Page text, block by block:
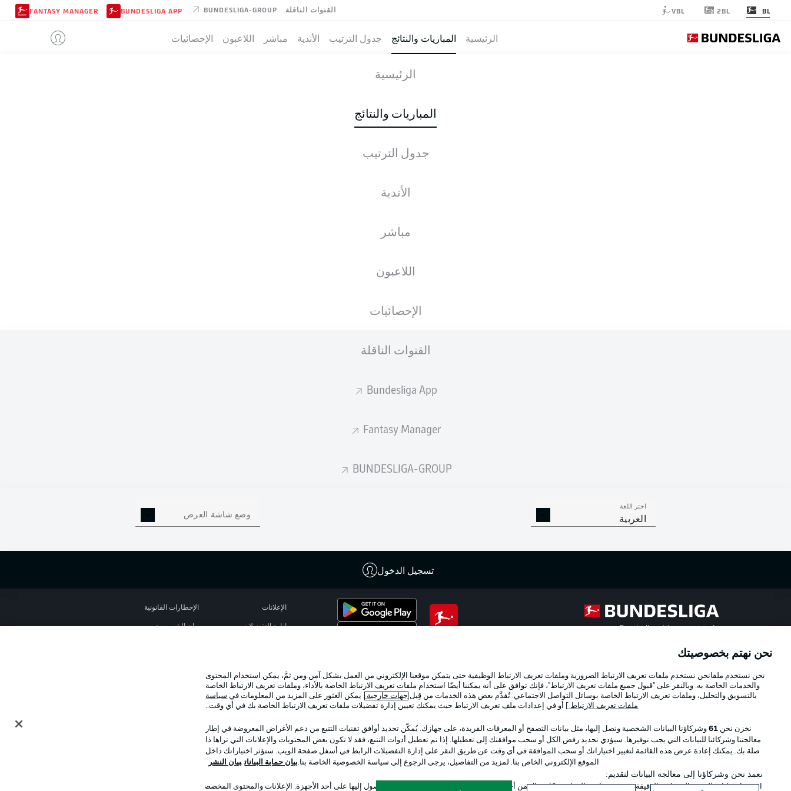
BL
2BL
VBL القنوات الناقلة BUNDESLIGA-GROUP
BUNDESLIGA APP
FANTASY MANAGER
الرئيسية المباريات والنتائج جدول الترتيب الأندية مباشر اللاعبون الإحصائيات
الرئيسية
المباريات والنتائج
جدول الترتيب
الأندية
مباشر
اللاعبون
الإحصائيات
القنوات الناقلة
Bundesliga App
Fantasy Manager
BUNDESLIGA-GROUP
اختر اللغة
العربية وضع شاشة العرض
تسجيل الدخول
التشكيلات
لم يُحدد موعد هذه الجولة بعد.
إعلان
Football as it's meant to be
Official Partners
الإعلانات الإخطارات القانونية
إدارة التفضيلات بيان الخصوصية
تواصل معنا
اختر اللغة
نحن نهتم بخصوصيتك
نحن نستخدم ملفانحن نستخدم ملفات تعريف الارتباط الضرورية وملفات تعريف الارتباط الوظيفية حتى يتمكن موقعنا الإلكتروني من العمل بشكل آمن ومن ثمَّ، يمكن استخدام المحتوى
والخدمات الخاصة به. وبالنقر على "قبول جميع ملفات تعريف الارتباط"، فإنك توافق على أنه يمكننا أيضًا استخدام ملفات تعريف الارتباط الخاصة بالأداء، وملفات تعريف الارتباط الخاصة
بالتسويق والتحليل، وملفات تعريف الارتباط الخاصة بوسائل التواصل الاجتماعي. تُقدَّم بعض هذه الخدمات من قِبل جهات خارجية . يمكن العثور على المزيد من المعلومات في سياسة
ملفات تعريف الارتباط
] أو في إعدادات ملف تعريف الارتباط حيث يمكنك تعيين إدارة تفضيلات ملفات تعريف الارتباط الخاصة بك في أي وقت..
نخزن نحن 61وشركاؤنا البيانات الشخصية ونصل إليها، مثل بيانات التصفح أو المعرفات الفريدة، على جهازك. يُمكّن تحديد أوافق تقنيات التتبع من دعم الأغراض المعروضة في إطار
معالجتنا وشركائنا للبيانات التي يجب توفيرها. سيؤدي تحديد رفض الكل أو سحب موافقتك إلى تعطيلها. إذا تم تعطيل أدوات التتبع، فقد لا تكون بعض المحتويات والإعلانات التي تراها ذا
صلة بك. يمكنك إعادة عرض هذه القائمة لتغيير اختياراتك أو سحب الموافقة في أي وقت عن طريق النقر على إدارة التفضيلات الرابط في أسفل صفحة الويب. ستؤثر اختياراتك داخل
الموقع الإلكتروني الخاص بنا. لمزيد من التفاصيل، يرجى الرجوع إلى سياسة الخصوصية الخاصة بنا.بيان حماية البيانات بيان النشر
نعمد نحن وشركاؤنا إلى معالجة البيانات لتقديم:
استخدام بيانات الموقع الجغرافي الدقيقة. فحص خصائص الجهاز بشكل فعال من أجل تحديد الهوية. تخزين المعلومات و/أو الوصول إليها على أحد الأجهزة. الإعلانات والمحتوى المخصصان